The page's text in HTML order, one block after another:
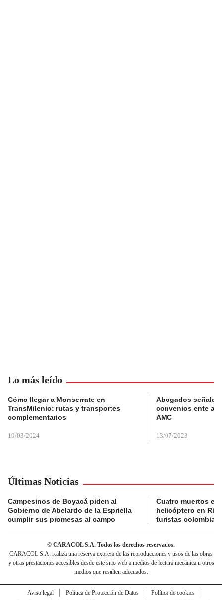
Lo más leído
Cómo llegar a Monserrate en
TransMilenio: rutas y transportes
complementarios
19/03/2024
Abogados
convenios ente
AMC
13/07/2023
Últimas Noticias
Campesinos de Boyacá piden al
Gobierno de Abelardo de la Espriella
cumplir sus promesas al campo
Cuatro muertos en
helicóptero en
turistas
© CARACOL S.A. Todos los derechos reservados.
CARACOL S.A. realiza una reserva expresa de las reproducciones y usos de las obras
y otras prestaciones accesibles desde este sitio web a medios de lectura mecánica u otros
medios que resulten adecuados.
Aviso legal Política de Protección de Datos
Política de cookies